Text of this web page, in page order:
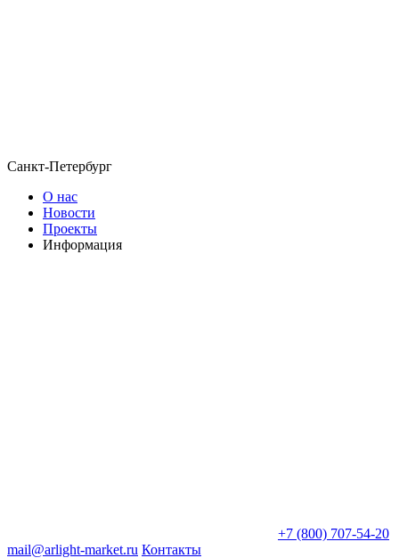
Санкт-Петербург
О нас
Новости
Проекты
Информация
+7 (800) 707-54-20
mail@arlight-market.ru Контакты